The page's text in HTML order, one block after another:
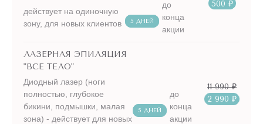
действует на одиночную
зону, для новых клиентов
5 ДНЕЙ
до
конца
акции
500 ₽
ЛАЗЕРНАЯ ЭПИЛЯЦИЯ
"ВСЕ ТЕЛО"
Диодный лазер (ноги
полностью, глубокое
бикини, подмышки, малая
зона) - действует для новых
5 ДНЕЙ
до
конца
акции
11 990 ₽
2 990 ₽